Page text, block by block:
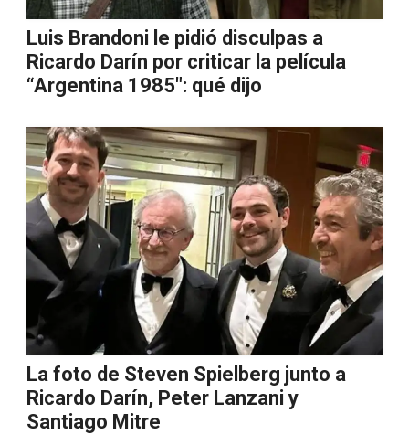
Luis Brandoni le pidió disculpas a
Ricardo Darín por criticar la película
“Argentina 1985″: qué dijo
La foto de Steven Spielberg junto a
Ricardo Darín, Peter Lanzani y
Santiago Mitre